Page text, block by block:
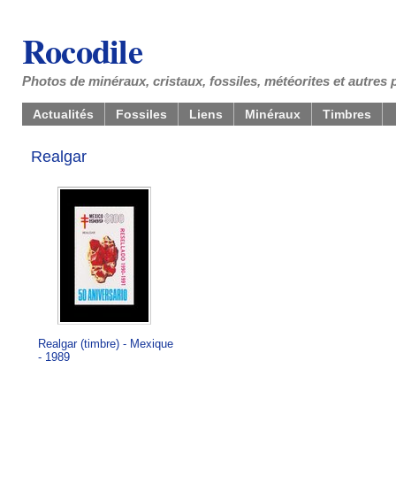
Rocodile
Photos de minéraux, cristaux, fossiles, météorites et
Actualités Fossiles Liens Minéraux Timbres
Realgar
Realgar (timbre) - Mexique
- 1989